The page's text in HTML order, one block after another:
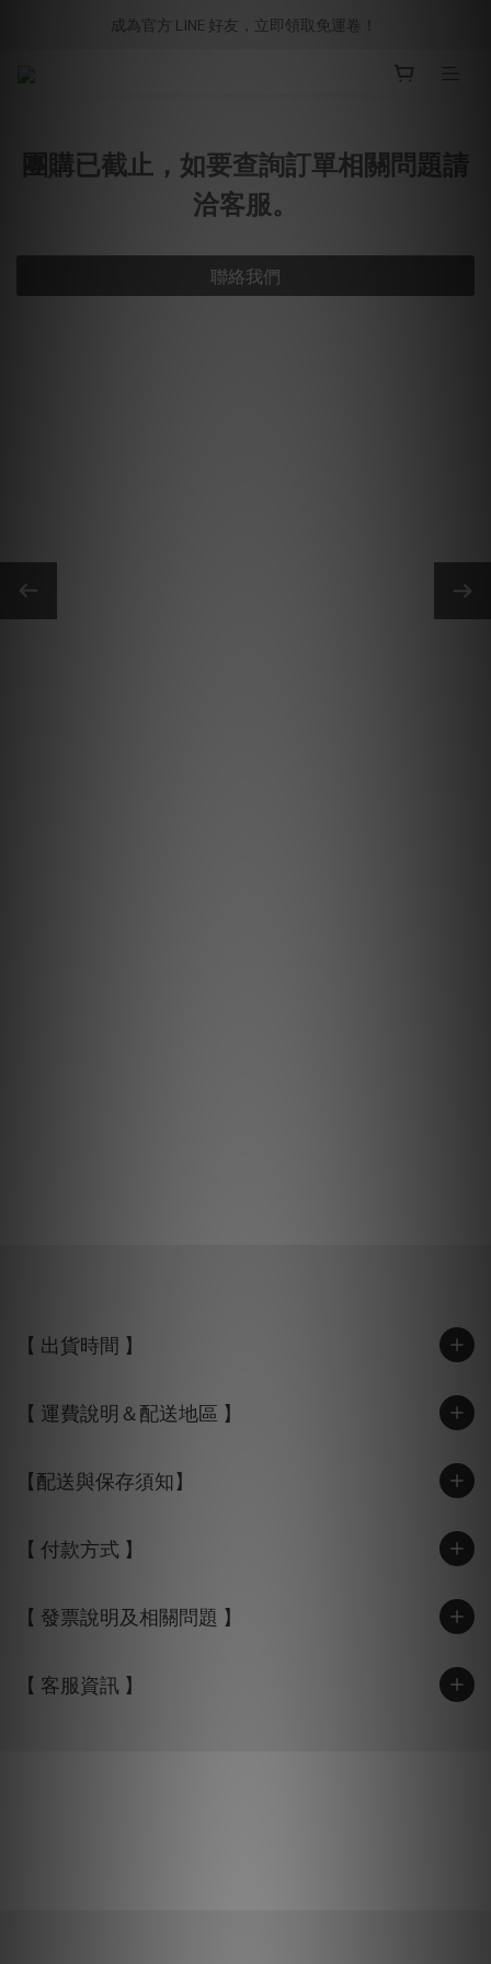
成為官方 LINE 好友，立即領取免運卷！
團購已截止，如要查詢訂單相關問題請
洽客服。
聯絡我們
【 出貨時間 】
【 運費說明＆配送地區 】
【配送與保存須知】
【 付款方式 】
【 發票說明及相關問題 】
【 客服資訊 】